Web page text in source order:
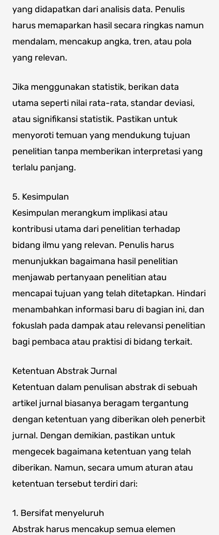
yang didapatkan dari analisis data. Penulis
harus memaparkan hasil secara ringkas namun
mendalam, mencakup angka, tren, atau pola
yang relevan.
Jika menggunakan statistik, berikan data
utama seperti nilai rata-rata, standar deviasi,
atau signifikansi statistik. Pastikan untuk
menyoroti temuan yang mendukung tujuan
penelitian tanpa memberikan interpretasi yang
terlalu panjang.
5. Kesimpulan
Kesimpulan merangkum implikasi atau
kontribusi utama dari penelitian terhadap
bidang ilmu yang relevan. Penulis harus
menunjukkan bagaimana hasil penelitian
menjawab pertanyaan penelitian atau
mencapai tujuan yang telah ditetapkan. Hindari
menambahkan informasi baru di bagian ini, dan
fokuslah pada dampak atau relevansi penelitian
bagi pembaca atau praktisi di bidang terkait.
Ketentuan Abstrak Jurnal
Ketentuan dalam penulisan abstrak di sebuah
artikel jurnal biasanya beragam tergantung
dengan ketentuan yang diberikan oleh penerbit
jurnal. Dengan demikian, pastikan untuk
mengecek bagaimana ketentuan yang telah
diberikan. Namun, secara umum aturan atau
ketentuan tersebut terdiri dari:
1. Bersifat menyeluruh
Abstrak harus mencakup semua elemen